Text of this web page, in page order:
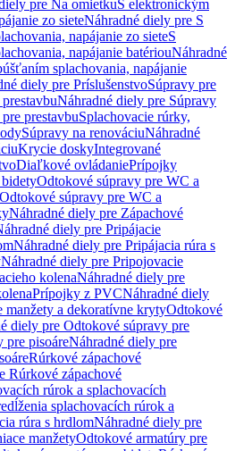
pre Na omietkuS elektronickým
zo sieteNáhradné diely pre S
napájanie zo sieteS
napájanie batériouNáhradné
splachovania, napájanie
diely pre PríslušenstvoSúpravy pre
Náhradné diely pre Súpravy
prestavbuSplachovacie rúrky,
Súpravy na renováciuNáhradné
Krycie doskyIntegrované
Diaľkové ovládaniePrípojky
Odtokové súpravy pre WC a
súpravy pre WC a
Náhradné diely pre Zápachové
diely pre Pripájacie
Náhradné diely pre Pripájacia rúra s
Náhradné diely pre Pripojovacie
kolenaNáhradné diely pre
Prípojky z PVCNáhradné diely
manžety a dekoratívne krytyOdtokové
diely pre Odtokové súpravy pre
pre pisoáreNáhradné diely pre
Rúrkové zápachové
Rúrkové zápachové
rúrok a splachovacích
splachovacích rúrok a
rúra s hrdlomNáhradné diely pre
manžetyOdtokové armatúry pre